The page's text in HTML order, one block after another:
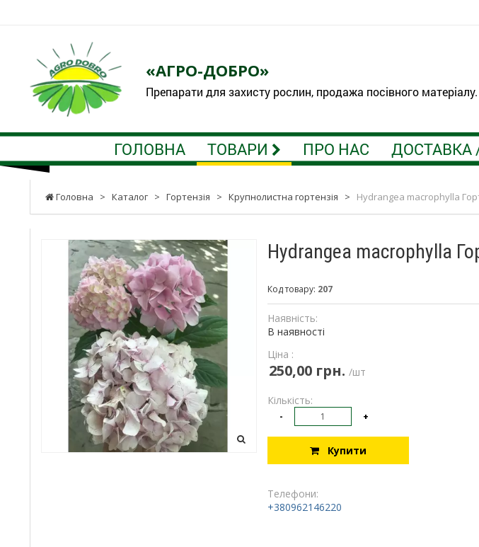
«АГРО-ДОБРО»
Препарати для захисту рослин, продажа посівного матеріалу.
ГОЛОВНА ТОВАРИ ПРО НАС ДОСТАВКА
Головна > Каталог > Гортензія > Крупнолистна гортензія > Hydrangea macrophylla
Hydrangea macrophylla
Код товару: 207
Наявність:
В наявності
Ціна :
250,00 грн. /шт
Кількість:
- +
Купити
Телефони:
+380962146220